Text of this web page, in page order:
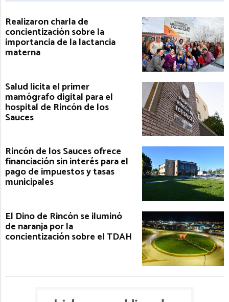
Realizaron charla de
concientización sobre la
importancia de la lactancia
materna
Salud licita el primer
mamógrafo digital para el
hospital de Rincón de los
Sauces
Rincón de los Sauces ofrece
financiación sin interés para el
pago de impuestos y tasas
municipales
El Dino de Rincón se iluminó
de naranja por la
concientización sobre el TDAH